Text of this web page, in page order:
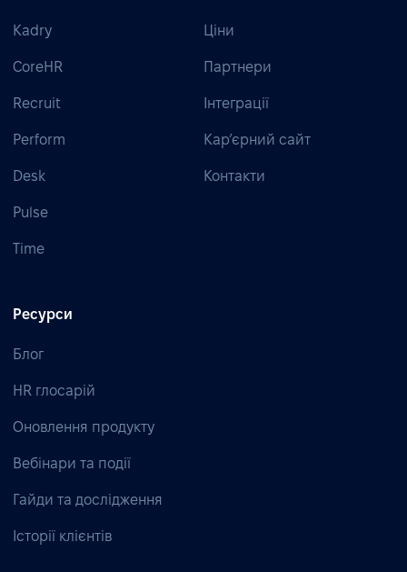
Kadry
CoreHR
Recruit
Perform
Desk
Pulse
Time
Ціни
Партнери
Інтеграції
Кар’єрний сайт
Контакти
Ресурси
Блог
HR глосарій
Оновлення продукту
Вебінари та події
Гайди та дослідження
Історії клієнтів